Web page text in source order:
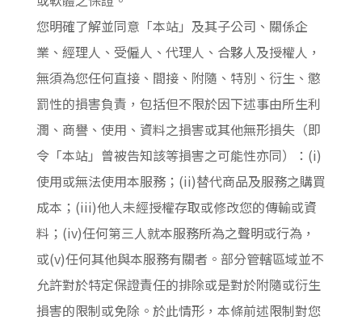
您明確了解並同意「本站」及其子公司、關係企
業、經理人、受僱人、代理人、合夥人及授權人，
無須為您任何直接、間接、附隨、特別、衍生、懲
罰性的損害負責，包括但不限於因下述事由所生利
潤、商譽、使用、資料之損害或其他無形損失（即
令「本站」曾被告知該等損害之可能性亦同）：(i)
使用或無法使用本服務；(ii)替代商品及服務之購買
成本；(iii)他人未經授權存取或修改您的傳輸或資
料；(iv)任何第三人就本服務所為之聲明或行為，
或(v)任何其他與本服務有關者。部分管轄區域並不
允許對於特定保證責任的排除或是對於附隨或衍生
損害的限制或免除。於此情形，本條前述限制對您